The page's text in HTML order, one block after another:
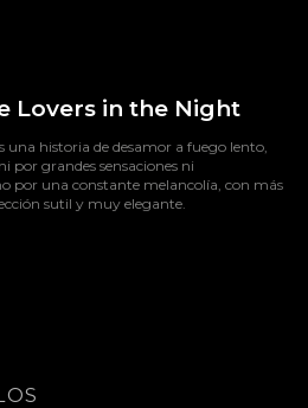
Lovers in the Night
una historia de desamor a fuego lento,
por grandes sensaciones ni
por una constante melancolía, con más
sutil y muy elegante.